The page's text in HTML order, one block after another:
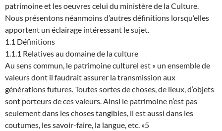
patrimoine et les oeuvres celui du ministère de la Culture.
Nous présentons néanmoins d’autres définitions lorsqu’elles
apportent un éclairage intéressant le sujet.
1.1 Définitions
1.1.1 Relatives au domaine de la culture
Au sens commun, le patrimoine culturel est « un ensemble de
valeurs dont il faudrait assurer la transmission aux
générations futures. Toutes sortes de choses, de lieux, d’objets
sont porteurs de ces valeurs. Ainsi le patrimoine n’est pas
seulement dans les choses tangibles, il est aussi dans les
coutumes, les savoir-faire, la langue, etc. »5